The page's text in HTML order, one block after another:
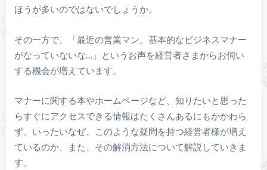
ほうが多いのではないでしょうか。
その一方で、「最近の営業マン、基本的なビジネスマナー
がなっていないな…」というお声を経営者さまからお伺い
する機会が増えています。
マナーに関する本やホームページなど、知りたいと思った
らすぐにアクセスできる情報はたくさんあるにもかかわら
ず、いったいなぜ、このような疑問を持つ経営者様が増え
ているのか、また、その解消方法について解説していきま
す。